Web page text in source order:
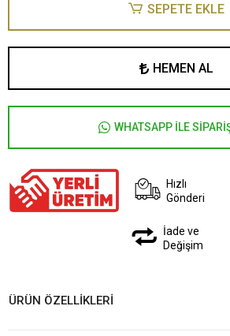
SEPETE EKLE
HEMEN AL
WHATSAPP İLE
Hızlı
Gönderi
İade ve
Değişim
ÜRÜN ÖZELLİKLERİ